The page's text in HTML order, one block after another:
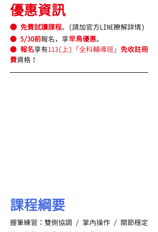
優惠資訊
● 免費試讀課程。 (請加官方LINE瞭解詳情)
● 5/30前報名，享早鳥優惠。
● 報名享有113(上)「全科輔導班」 免收註冊
費資格！
課程綱要
握筆練習： 雙側協調 / 掌內操作 / 關節穩定